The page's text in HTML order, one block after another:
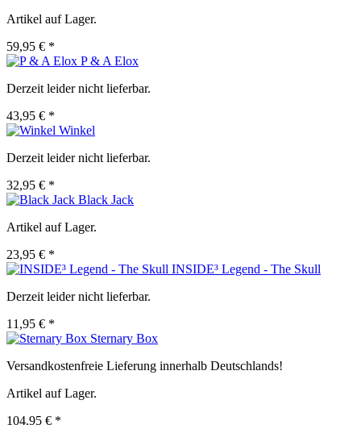
Artikel auf Lager.
59,95 € *
P & A Elox
Derzeit leider nicht lieferbar.
43,95 € *
Winkel
Derzeit leider nicht lieferbar.
32,95 € *
Black Jack
Artikel auf Lager.
23,95 € *
INSIDE³ Legend - The Skull
Derzeit leider nicht lieferbar.
11,95 € *
Sternary Box
Versandkostenfreie Lieferung innerhalb Deutschlands!
Artikel auf Lager.
104,95 € *